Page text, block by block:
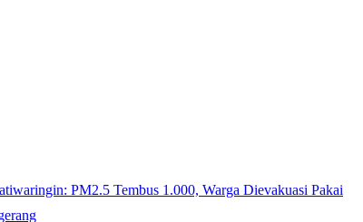
PM2.5 Tembus 1.000, Warga Dievakuasi Pakai